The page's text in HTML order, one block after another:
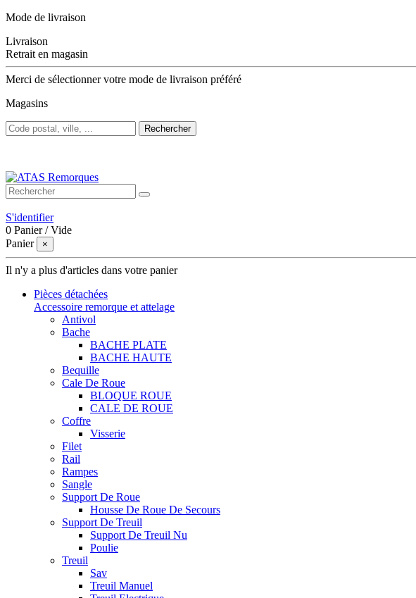
Mode de livraison
Livraison
Retrait en magasin
Merci de sélectionner votre mode de livraison préféré
Magasins
Rechercher
S'identifier
0 Panier /Vide
Panier
×
Il n'y a plus d'articles dans votre panier
Pièces détachées
Accessoire remorque et attelage
Antivol
Bache
BACHE PLATE
BACHE HAUTE
Bequille
Cale De Roue
BLOQUE ROUE
CALE DE ROUE
Coffre
Visserie
Filet
Rail
Rampes
Sangle
Support De Roue
Housse De Roue De Secours
Support De Treuil
Support De Treuil Nu
Poulie
Treuil
Sav
Treuil Manuel